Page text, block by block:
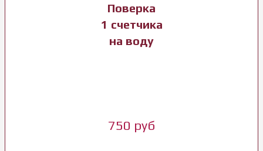
Поверка
1 счетчика
на воду
750 руб